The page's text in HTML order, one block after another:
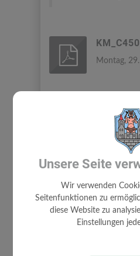
Montag,
Unsere Seite
Wir verwenden
Seitenfunktionen zu
diese Website zu
Einstellungen